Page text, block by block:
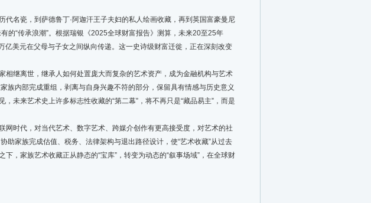
名瓷，到萨德鲁丁·阿迦汗王子夫妇的私人绘画收藏，再到英国富豪曼尼
“传承浪潮”。根据瑞银《2025全球财富报告》测算，未来20至25年
美元在父母与子女之间纵向传递。这一史诗级财富迁徙，正在深刻改变
继离世，继承人如何处置庞大而复杂的艺术资产，成为金融机构与艺术
族内部完成重组，剥离与自身兴趣不符的部分，保留具有情感与历史意义
未来艺术史上许多标志性收藏的“第二幕”，将不再只是“藏品易主”，而是
时代，对当代艺术、数字艺术、跨媒介创作有更高接受度，对艺术的社
家族完成估值、税务、法律架构与退出路径设计，使“艺术收藏”从过去
，家族艺术收藏正从静态的“宝库”，转变为动态的“叙事场域”，在全球财